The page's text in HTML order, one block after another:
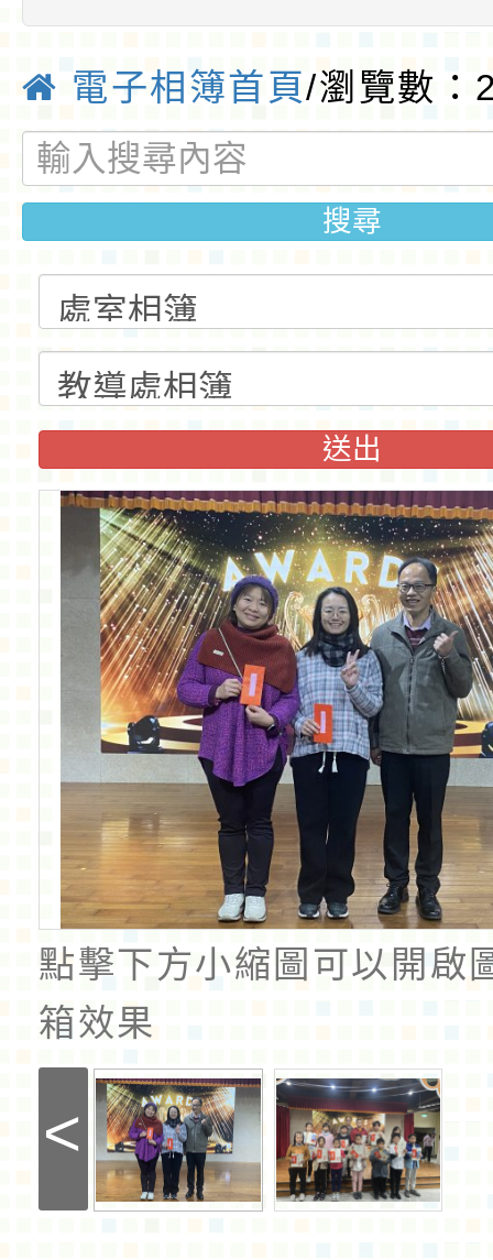
質國小
電子相簿首頁/瀏覽數：
搜尋
送出
點擊下方小縮圖可以開啟
箱效果
<